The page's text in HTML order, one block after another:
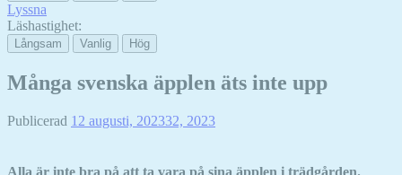
Lyssna
Läshastighet:
Långsam Vanlig Hög
Många svenska äpplen äts inte upp
Publicerad 12 augusti, 202332, 2023
Alla är inte bra på att ta vara på sina äpplen i trädgården.